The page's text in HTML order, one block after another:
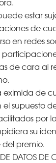
estar
de
en redes
de cara al
eximida de
supuesto
por
su
premio.
DATOS DE